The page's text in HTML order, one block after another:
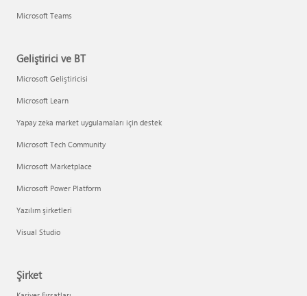
Microsoft Teams
Geliştirici ve BT
Microsoft Geliştiricisi
Microsoft Learn
Yapay zeka market uygulamaları için destek
Microsoft Tech Community
Microsoft Marketplace
Microsoft Power Platform
Yazılım şirketleri
Visual Studio
Şirket